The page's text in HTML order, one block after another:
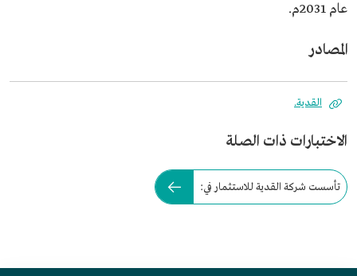
عام 2031م.
المصادر
القدية.
الاختبارات ذات الصلة
تأسست شركة القدية للاستثمار في: